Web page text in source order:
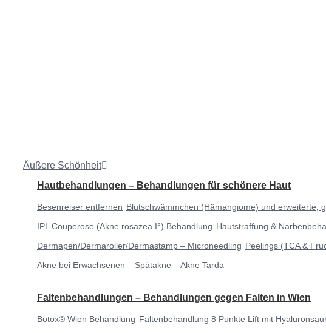
Äußere Schönheit
Hautbehandlungen – Behandlungen für schönere Haut
Besenreiser entfernen Blutschwämmchen (Hämangiome) und erweiterte,
IPL Couperose (Akne rosazea I°) Behandlung Hautstraffung &
Dermapen/Dermaroller/Dermastamp – Microneedling Peelings (TCA &
Akne bei Erwachsenen – Spätakne – Akne Tarda
Faltenbehandlungen – Behandlungen gegen Falten in Wien
Botox® Wien Behandlung Faltenbehandlung 8 Punkte Lift mit